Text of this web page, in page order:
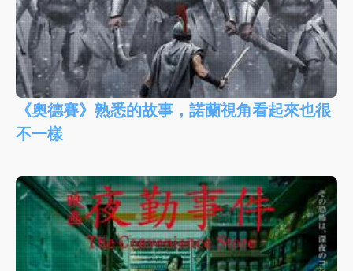
《奧德賽》熟悉的故事，諾蘭視角看起來也很
不一樣